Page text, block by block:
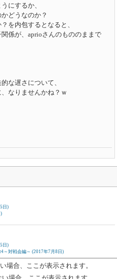
にするか、
どうなのか？
を内包するとなると、
係が、aprioさんのもののままで
な遅さについて、
なりませんかね？ｗ
日)
日)
～対戦会編～ (2017年7月8日)
場合、ここが表示されます。